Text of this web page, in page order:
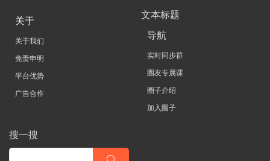
关于
关于我们
免责申明
平台优势
广告合作
文本标题
导航
实时同步群
圈友专属课
圈子介绍
加入圈子
搜一搜